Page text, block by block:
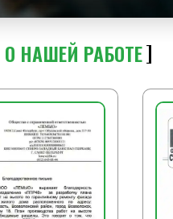
О НАШЕЙ РАБОТЕ